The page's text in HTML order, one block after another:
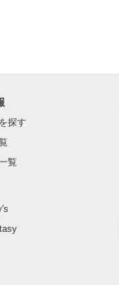
探す
覧